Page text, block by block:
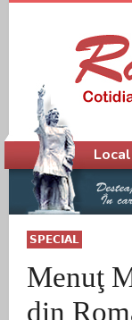
SPECIAL
Menuţ
din
Meniu
Local